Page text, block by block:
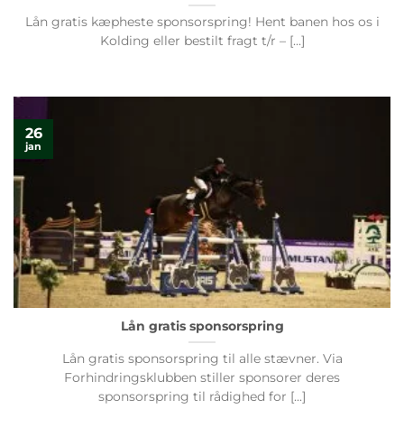
Lån gratis kæpheste sponsorspring! Hent banen hos os i
Kolding eller bestilt fragt t/r – [...]
Lån gratis sponsorspring
Lån gratis sponsorspring til alle stævner. Via
Forhindringsklubben stiller sponsorer deres
sponsorspring til rådighed for [...]
26
jan